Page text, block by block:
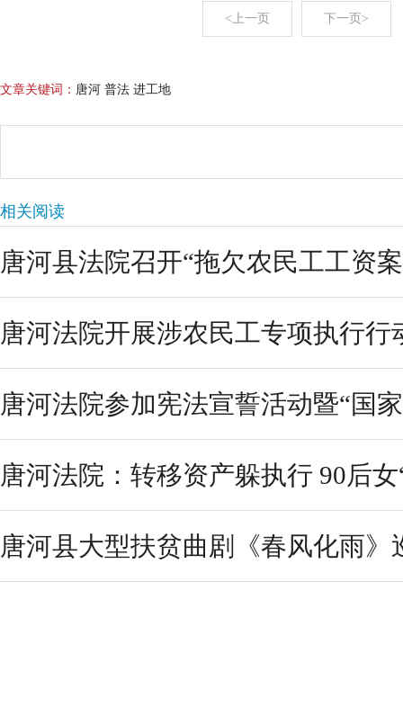
<上一页 下一页>
文章关键词： 唐河 普法 进工地
相关阅读
唐河县法院召开“拖欠农民工工资
唐河法院开展涉农民工专项执行行
唐河法院参加宪法宣誓活动暨“国
唐河法院：转移资产躲执行 90后
唐河县大型扶贫曲剧《春风化雨》